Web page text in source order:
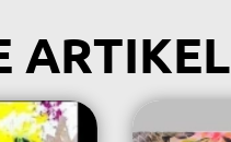
ARTIKEL